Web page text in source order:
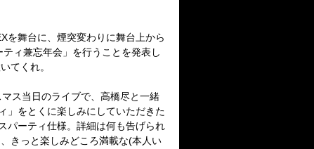
を舞台に、煙突変わりに舞台上から
ィ兼忘年会」を行うことを発表し
てくれ。
ス当日のライブで、高橋尽と一緒
」をとくに楽しみにしていただきた
パーティ仕様。詳細は何も告げられ
きっと楽しみどころ満載な(本人い